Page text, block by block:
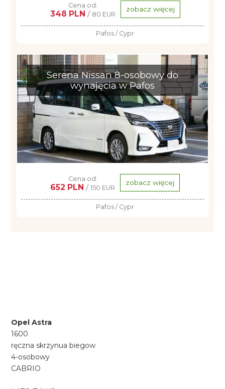
Cena od:
348 PLN / 80 EUR
zobacz więcej
Pafos / Cypr
Serena Nissan 8-osobowy do
wynajęcia w Pafos
Cena od:
652 PLN / 150 EUR
zobacz więcej
Pafos / Cypr
Opel Astra
1600
ręczna skrzynua biegow
4-osobowy
CABRIO